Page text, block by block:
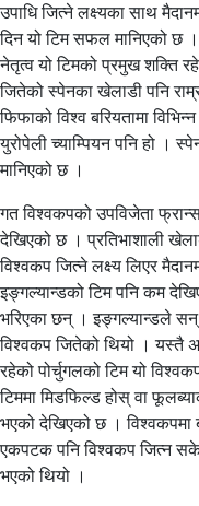
उपाधि जित्ने लक्ष्यका साथ
दिन यो टिम सफल मानिएको छ
नेतृत्व यो टिमको प्रमुख शक्ति
जितेको स्पेनका खेलाडी पनि
फिफाको विश्व बरियतामा
युरोपेली च्याम्पियन पनि हो ।
मानिएको छ ।
गत विश्वकपको उपविजेता
देखिएको छ । प्रतिभाशाली
विश्वकप जित्ने लक्ष्य लिएर
इङ्गल्यान्डको टिम पनि कम
भरिएका छन् । इङ्गल्यान्डले
विश्वकप जितेको थियो । यस्तै
रहेको पोर्चुगलको टिम यो
टिममा मिडफिल्ड होस् वा
भएको देखिएको छ । विश्वकपमा
एकपटक पनि विश्वकप जित्न
भएको थियो ।